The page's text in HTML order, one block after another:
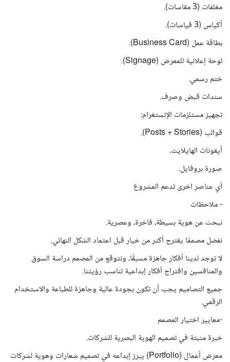
مغلفات (3 مقاسات).
أكياس (3 قياسات).
بطاقة عمل (Business Card).
لوحة إعلانية للمعرض (Signage).
ختم رسمي.
سندات قبض وصرف.
تجهيز مستلزمات الإنستغرام:
قوالب (Posts + Stories).
أيقونات الهايلايت.
صورة بروفايل.
أي عناصر اخرى تدعم المشروع
- ملاحظات
نبحث عن هوية بسيطة، فاخرة، وعصرية.
نفضل مصممًا يقترح أكثر من خيار قبل اعتماد الشكل النهائي.
لا توجد لدينا أفكار جاهزة مسبقًا، ونتوقع من المصمم دراسة السوق
والمنافسين واقتراح أفكار إبداعية تناسب رؤيتنا.
جميع التصاميم يجب أن تكون بجودة عالية وجاهزة للطباعة والاستخدام
الرقمي.
-معايير اختيار المصمم
خبرة مثبتة في تصميم الهوية البصرية للشركات.
معرض أعمال (Portfolio) يبرز إبداعه في تصميم شعارات وهوية لشركات